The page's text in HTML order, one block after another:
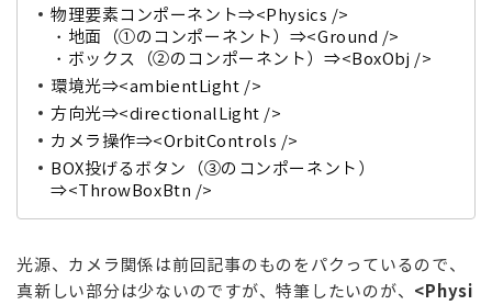
物理要素コンポーネント⇒<Physics />
・地面（①のコンポーネント）⇒<Ground />
・ ボックス（②のコンポーネント）⇒<BoxObj />
環境光⇒<ambientLight />
方向光⇒<directionalLight />
カメラ操作⇒<OrbitControls />
BOX投げるボタン（③のコンポーネント）
⇒<ThrowBoxBtn />
光源、カメラ関係は前回記事のものをパクっているので、
真新しい部分は少ないのですが、特筆したいのが、 <Physi